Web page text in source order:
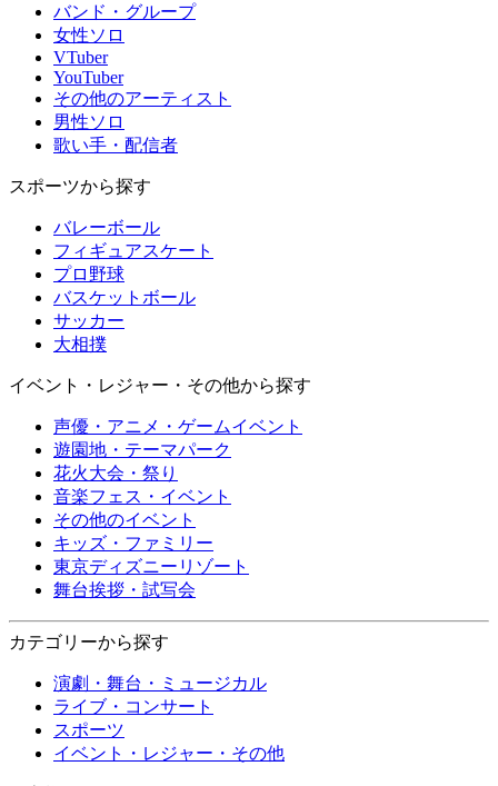
バンド・グループ
女性ソロ
VTuber
YouTuber
その他のアーティスト
男性ソロ
歌い手・配信者
スポーツから探す
バレーボール
フィギュアスケート
プロ野球
バスケットボール
サッカー
大相撲
イベント・レジャー・その他から探す
声優・アニメ・ゲームイベント
遊園地・テーマパーク
花火大会・祭り
音楽フェス・イベント
その他のイベント
キッズ・ファミリー
東京ディズニーリゾート
舞台挨拶・試写会
カテゴリーから探す
演劇・舞台・ミュージカル
ライブ・コンサート
スポーツ
イベント・レジャー・その他